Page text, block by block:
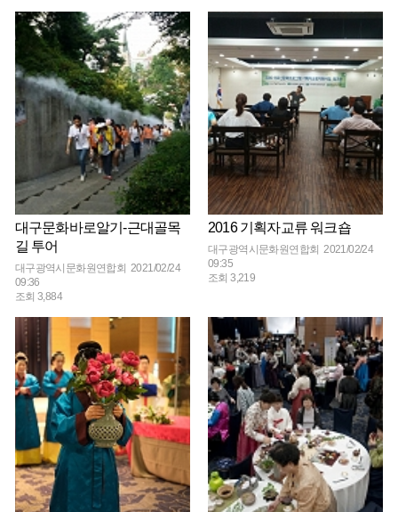
대구문화바로알기-근대골목
길 투어
대구광역시문화원연합회 2021/02/24
09:36
조회 3,884
2016 기획자교류 워크숍
대구광역시문화원연합회 2021/02/24
09:35
조회 3,219